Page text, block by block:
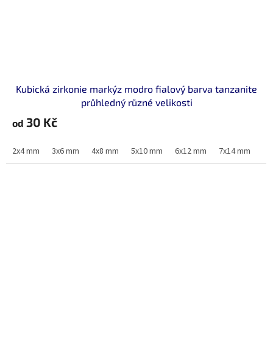
Kubická zirkonie markýz modro fialový barva tanzanite
průhledný různé velikosti
od 30 Kč
2x4 mm 3x6 mm 4x8 mm 5x10 mm 6x12 mm 7x14 mm